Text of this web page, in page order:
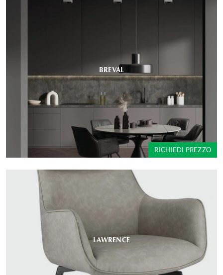
BREVAL
RICHIEDI PREZZO
LAWRENCE